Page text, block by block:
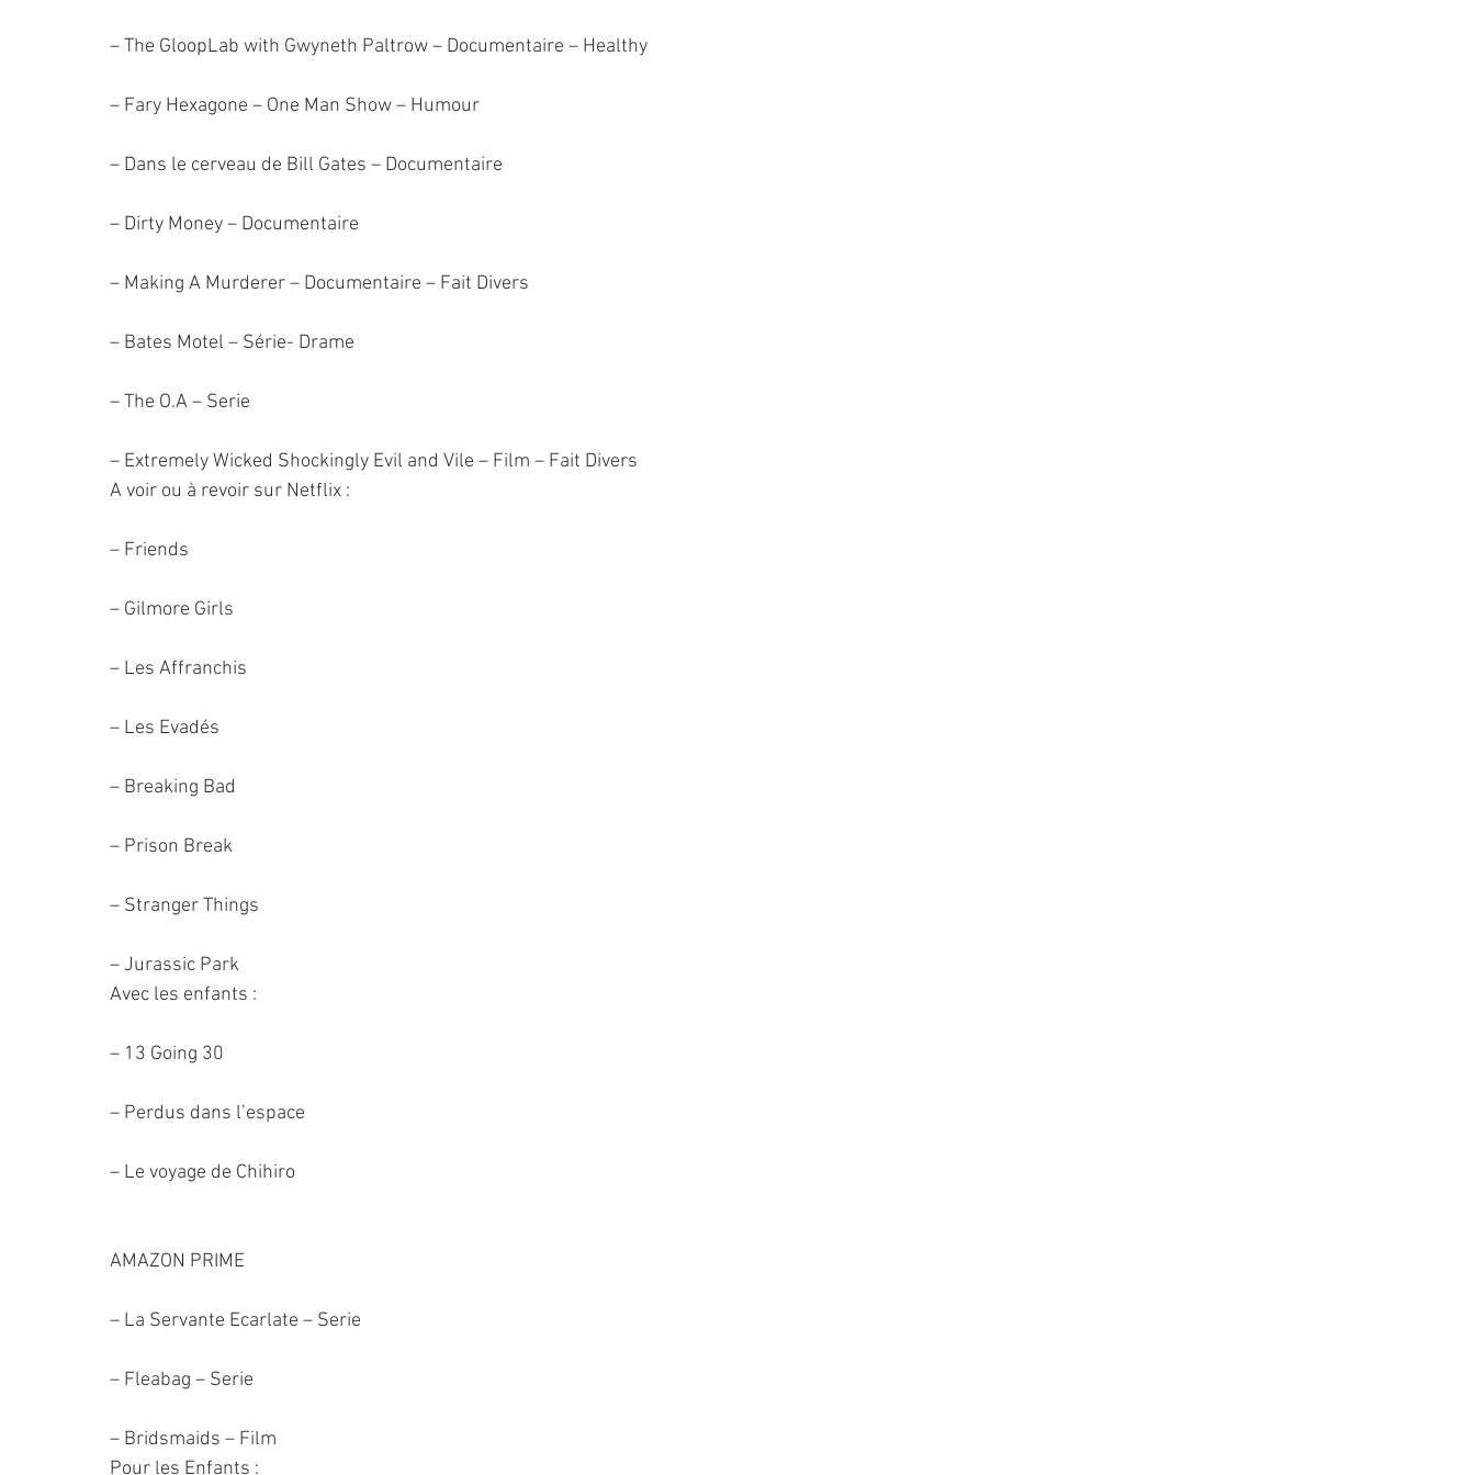
– The GloopLab with Gwyneth Paltrow – Documentaire – Healthy
– Fary Hexagone – One Man Show – Humour
– Dans le cerveau de Bill Gates – Documentaire
– Dirty Money – Documentaire
– Making A Murderer – Documentaire – Fait Divers
– Bates Motel – Série- Drame
– The O.A – Serie
– Extremely Wicked Shockingly Evil and Vile – Film – Fait Divers
A voir ou à revoir sur Netflix :
– Friends
– Gilmore Girls
– Les Affranchis
– Les Evadés
– Breaking Bad
– Prison Break
– Stranger Things
– Jurassic Park
Avec les enfants :
– 13 Going 30
– Perdus dans l’espace
– Le voyage de Chihiro
AMAZON PRIME
– La Servante Ecarlate – Serie
– Fleabag – Serie
– Bridsmaids – Film
Pour les Enfants :